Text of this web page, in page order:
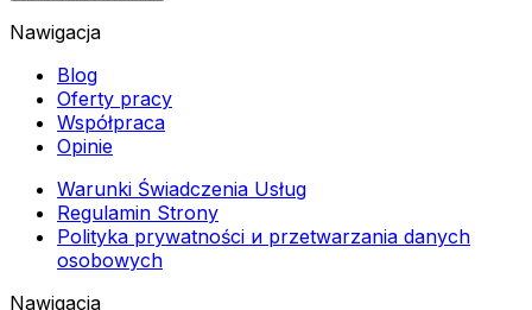
Nawigacja
Blog
Oferty pracy
Współpraca
Opinie
Warunki Świadczenia Usług
Regulamin Strony
Polityka prywatności и przetwarzania danych
osobowych
Nawigacja